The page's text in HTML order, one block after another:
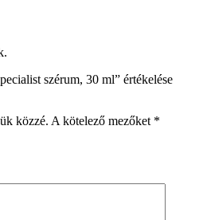
szérum, 30 ml” értékelése
közzé. A kötelező mezőket *